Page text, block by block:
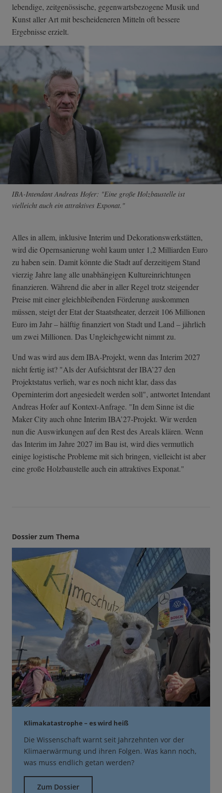
lebendige, zeitgenössische, gegenwartsbezogene Musik und
Kunst aller Art mit bescheideneren Mitteln oft bessere
Ergebnisse erzielt.
IBA-Intendant Andreas Hofer: "Eine große Holzbaustelle ist
vielleicht auch ein attraktives Exponat."
Alles in allem, inklusive Interim und Dekorationswerkstätten,
wird die Opernsanierung wohl kaum unter 1,2 Milliarden Euro
zu haben sein. Damit könnte die Stadt auf derzeitigem Stand
vierzig Jahre lang alle unabhängigen Kultureinrichtungen
finanzieren. Während die aber in aller Regel trotz steigender
Preise mit einer gleichbleibenden Förderung auskommen
müssen, steigt der Etat der Staatstheater, derzeit 106 Millionen
Euro im Jahr – hälftig finanziert von Stadt und Land – jährlich
um zwei Millionen. Das Ungleichgewicht nimmt zu.
Und was wird aus dem IBA-Projekt, wenn das Interim 2027
nicht fertig ist? "Als der Aufsichtsrat der IBA’27 den
Projektstatus verlieh, war es noch nicht klar, dass das
Operninterim dort angesiedelt werden soll", antwortet Intendant
Andreas Hofer auf Kontext-Anfrage. "In dem Sinne ist die
Maker City auch ohne Interim IBA’27-Projekt. Wir werden
nun die Auswirkungen auf den Rest des Areals klären. Wenn
das Interim im Jahre 2027 im Bau ist, wird dies vermutlich
einige logistische Probleme mit sich bringen, vielleicht ist aber
eine große Holzbaustelle auch ein attraktives Exponat."
Dossier zum Thema
Klimakatastrophe – es wird heiß
Die Wissenschaft warnt seit Jahrzehnten vor der
Klimaerwärmung und ihren Folgen. Was kann noch,
was muss endlich getan werden?
Zum Dossier